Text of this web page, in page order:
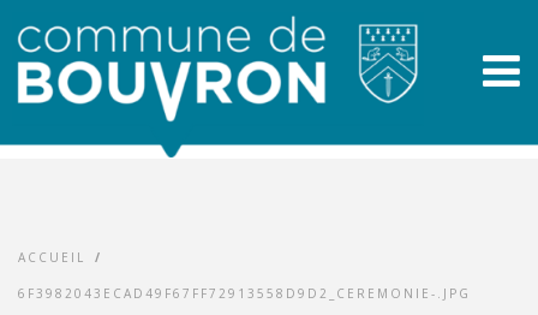
ACCUEIL /
6F3982043ECAD49F67FF72913558D9D2_CEREMONIE-.JPG